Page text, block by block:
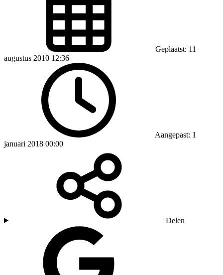
Geplaatst: 11
augustus 2010 12:36
Aangepast: 1
januari 2018 00:00
Delen